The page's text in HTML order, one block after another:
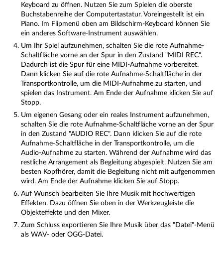
Keyboard zu öffnen. Nutzen Sie zum Spielen die oberste
Buchstabenreihe der Computertastatur. Voreingestellt ist ein
Piano. Im Flipmenü oben am Bildschirm-Keyboard können Sie
ein anderes Software-Instrument auswählen.
Um Ihr Spiel aufzunehmen, schalten Sie die rote Aufnahme-
Schaltfläche vorne an der Spur in den Zustand "MIDI REC".
Dadurch ist die Spur für eine MIDI-Aufnahme vorbereitet.
Dann klicken Sie auf die rote Aufnahme-Schaltfläche in der
Transportkontrolle, um die MIDI-Aufnahme zu starten, und
spielen das Instrument. Am Ende der Aufnahme klicken Sie auf
Stopp.
Um eigenen Gesang oder ein reales Instrument aufzunehmen,
schalten Sie die rote Aufnahme-Schaltfläche vorne an der Spur
in den Zustand "AUDIO REC". Dann klicken Sie auf die rote
Aufnahme-Schaltfläche in der Transportkontrolle, um die
Audio-Aufnahme zu starten. Während der Aufnahme wird das
restliche Arrangement als Begleitung abgespielt. Nutzen Sie am
besten Kopfhörer, damit die Begleitung nicht mit aufgenommen
wird. Am Ende der Aufnahme klicken Sie auf Stopp.
Auf Wunsch bearbeiten Sie Ihre Musik mit hochwertigen
Effekten. Dazu öffnen Sie oben in der Werkzeugleiste die
Objekteffekte und den Mixer.
Zum Schluss exportieren Sie Ihre Musik über das "Datei"-Menü
als WAV- oder OGG-Datei.